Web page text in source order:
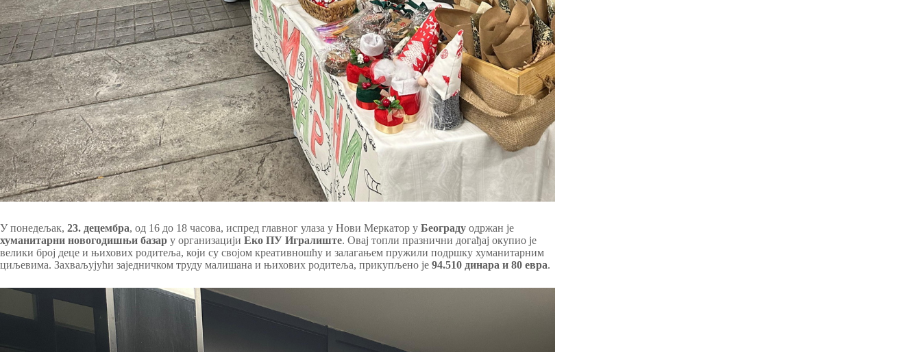
У понедељак, 23. децембра, од 16 до 18 часова, испред главног улаза у Нови Меркатор у Београду одржан је
хуманитарни новогодишњи базар у организацији Еко ПУ Игралиште. Овај топли празнични догађај окупио је
велики број деце и њихових родитеља, који су својом креативношћу и залагањем пружили подршку хуманитарним
циљевима. Захваљујући заједничком труду малишана и њихових родитеља, прикупљено је 94.510 динара и 80 евра.